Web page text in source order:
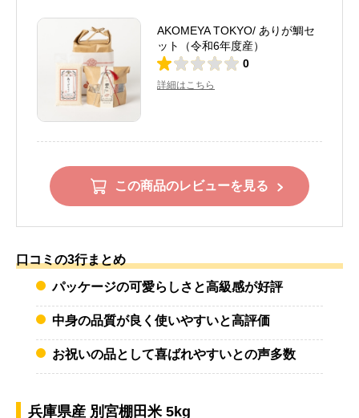
AKOMEYA TOKYO/ ありが鯛セ
ット（令和6年度産）
0
詳細はこちら
この商品のレビューを見る
口コミの3行まとめ
パッケージの可愛らしさと高級感が好評
中身の品質が良く使いやすいと高評価
お祝いの品として喜ばれやすいとの声多数
兵庫県産 別宮棚田米 5kg